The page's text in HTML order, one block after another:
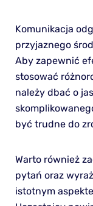
Komunikacja
przyjaznego
Aby zapewnić
stosować
należy dbać o
być trudne do
Warto również
pytań oraz
istotnym